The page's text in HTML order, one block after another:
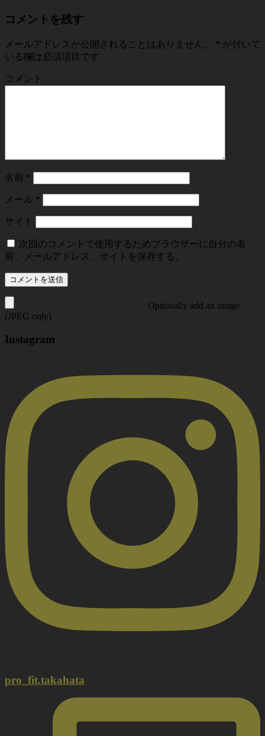
コメントを残す
メールアドレスが公開されることはありません。 * が付いて
いる欄は必須項目です
コメント
名前 *
メール *
サイト
次回のコメントで使用するためブラウザーに自分の名
前、メールアドレス、サイトを保存する。
Optionally add an image
(JPEG only)
Instagram
pro_fit.takahata